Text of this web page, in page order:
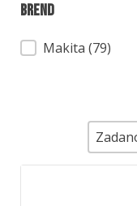
Brend
Brend
Makita (79)